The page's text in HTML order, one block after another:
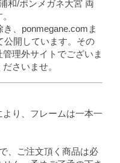
和/ポンメガネ大宮 両
、ponmegane.comま
公開しています。その
理外サイトでございま
さいませ。
り、フレームは一本一
、ご注文頂く商品は必